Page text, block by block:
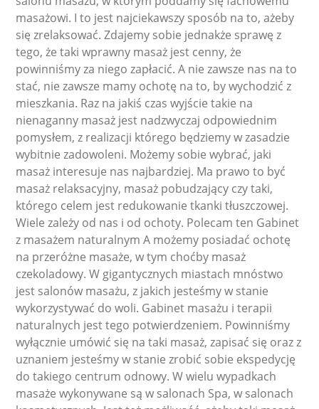
masażowi. I to jest najciekawszy sposób na to, ażeby
się zrelaksować. Zdajemy sobie jednakże sprawę z
tego, że taki wprawny masaż jest cenny, że
powinniśmy za niego zapłacić. A nie zawsze nas na to
stać, nie zawsze mamy ochotę na to, by wychodzić z
mieszkania. Raz na jakiś czas wyjście takie na
nienaganny masaż jest nadzwyczaj odpowiednim
pomysłem, z realizacji którego będziemy w zasadzie
wybitnie zadowoleni. Możemy sobie wybrać, jaki
masaż interesuje nas najbardziej. Ma prawo to być
masaż relaksacyjny, masaż pobudzający czy taki,
którego celem jest redukowanie tkanki tłuszczowej.
Wiele zależy od nas i od ochoty. Polecam ten Gabinet
z masażem naturalnym A możemy posiadać ochotę
na przeróżne masaże, w tym choćby masaż
czekoladowy. W gigantycznych miastach mnóstwo
jest salonów masażu, z jakich jesteśmy w stanie
wykorzystywać do woli. Gabinet masażu i terapii
naturalnych jest tego potwierdzeniem. Powinniśmy
wyłącznie umówić się na taki masaż, zapisać się oraz z
uznaniem jesteśmy w stanie zrobić sobie ekspedycję
do takiego centrum odnowy. W wielu wypadkach
masaże wykonywane są w salonach Spa, w salonach